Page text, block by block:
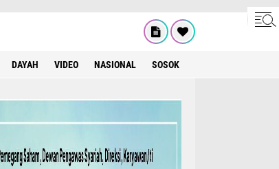
DAYAH VIDEO NASIONAL SOSOK